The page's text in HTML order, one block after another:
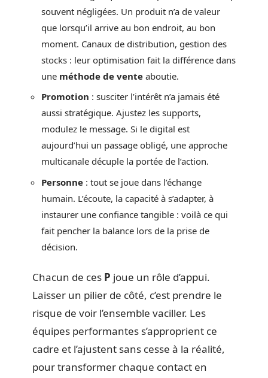
souvent négligées. Un produit n’a de valeur
que lorsqu’il arrive au bon endroit, au bon
moment. Canaux de distribution, gestion des
stocks : leur optimisation fait la différence dans
une méthode de vente aboutie.
Promotion : susciter l’intérêt n’a jamais été
aussi stratégique. Ajustez les supports,
modulez le message. Si le digital est
aujourd’hui un passage obligé, une approche
multicanale décuple la portée de l’action.
Personne : tout se joue dans l’échange
humain. L’écoute, la capacité à s’adapter, à
instaurer une confiance tangible : voilà ce qui
fait pencher la balance lors de la prise de
décision.
Chacun de ces P joue un rôle d’appui.
Laisser un pilier de côté, c’est prendre le
risque de voir l’ensemble vaciller. Les
équipes performantes s’approprient ce
cadre et l’ajustent sans cesse à la réalité,
pour transformer chaque contact en